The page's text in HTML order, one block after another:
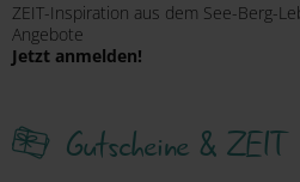
ZEIT-Inspiration aus dem See-Berg-
Angebote
Jetzt anmelden!
Gutscheine & ZEIT